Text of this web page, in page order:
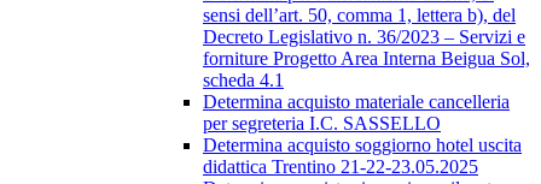
sensi dell’art. 50, comma 1, lettera b), del
Decreto Legislativo n. 36/2023 – Servizi e
forniture Progetto Area Interna Beigua Sol,
scheda 4.1
Determina acquisto materiale cancelleria
per segreteria I.C. SASSELLO
Determina acquisto soggiorno hotel uscita
didattica Trentino 21-22-23.05.2025